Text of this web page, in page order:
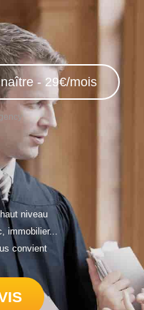
- 29€/mois
niveau
immobilier...
convient